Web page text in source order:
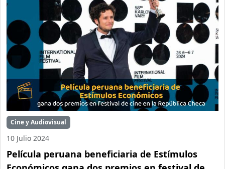
Cine y Audiovisual
10 Julio 2024
Película peruana beneficiaria de Estímulos